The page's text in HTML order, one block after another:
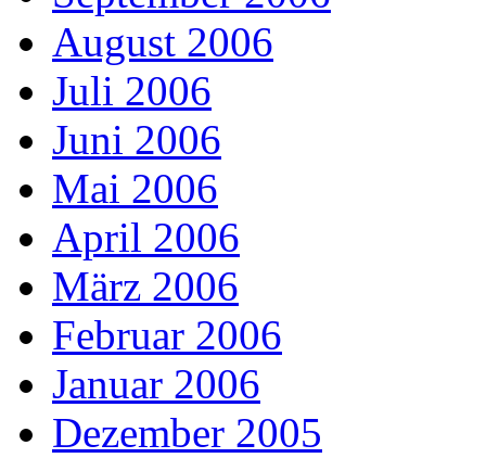
August 2006
Juli 2006
Juni 2006
Mai 2006
April 2006
März 2006
Februar 2006
Januar 2006
Dezember 2005